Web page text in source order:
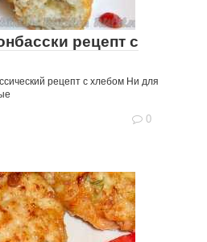
рецепт с
рецепт с хлебом Ни для
0